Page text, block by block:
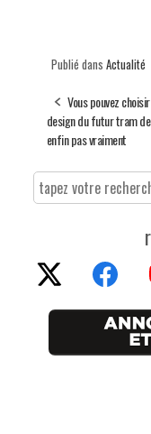
Publié dans Actualité
Vous pouvez
design du futur tram de
enfin pas vraiment